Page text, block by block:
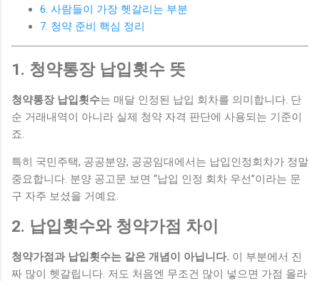
6. 사람들이 가장 헷갈리는 부분
7. 청약 준비 핵심 정리
1. 청약통장 납입횟수 뜻
청약통장 납입횟수는 매달 인정된 납입 회차를 의미합니다. 단
순 거래내역이 아니라 실제 청약 자격 판단에 사용되는 기준이
죠.
특히 국민주택, 공공분양, 공공임대에서는 납입인정회차가 정말
중요합니다. 분양 공고문 보면 “납입 인정 회차 우선”이라는 문
구 자주 보셨을 거예요.
2. 납입횟수와 청약가점 차이
청약가점과 납입횟수는 같은 개념이 아닙니다. 이 부분에서 진
짜 많이 헷갈립니다. 저도 처음엔 무조건 많이 넣으면 가점 올라